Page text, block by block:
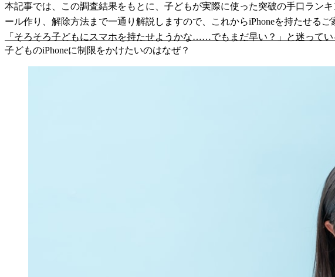
本記事では、この調査結果をもとに、子どもが実際に使った突破の手口ラン
ール作り、解除方法まで一通り解説しますので、これからiPhoneを持たせる
「そろそろ子どもにスマホを持たせようかな……でもまだ早い？」と迷ってい
子どものiPhoneに制限をかけたいのはなぜ？